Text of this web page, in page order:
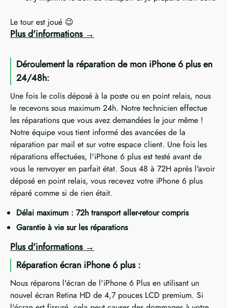
Le tour est joué 😉
Plus d'informations
Déroulement la réparation de mon iPhone 6 plus en
24/48h:
Une fois le colis déposé à la poste ou en point relais, nous
le recevons sous maximum 24h. Notre technicien effectue
les réparations que vous avez demandées le jour même !
Notre équipe vous tient informé des avancées de la
réparation par mail et sur votre espace client. Une fois les
réparations effectuées, l'iPhone 6 plus est testé avant de
vous le renvoyer en parfait état. Sous 48 à 72H après l'avoir
déposé en point relais, vous recevez votre iPhone 6 plus
réparé comme si de rien était.
Délai maximum : 72h transport aller-retour compris
Garantie à vie sur les réparations
Plus d'informations
Réparation écran iPhone 6 plus :
Nous réparons l'écran de l'iPhone 6 Plus en utilisant un
nouvel écran Retina HD de 4,7 pouces LCD premium. Si